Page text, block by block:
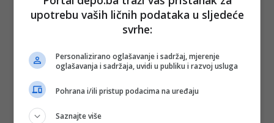
Depo.ba pratite putem društvenih mrežaTwitteriFacebook
upotrebu vaših ličnih podataka u sljedeće
svrhe:
Personalizirano oglašavanje i sadržaj, mjerenje
oglašavanja i sadržaja, uvidi u publiku i razvoj usluga
Pohrana i/ili pristup podacima na uređaju
Saznajte više